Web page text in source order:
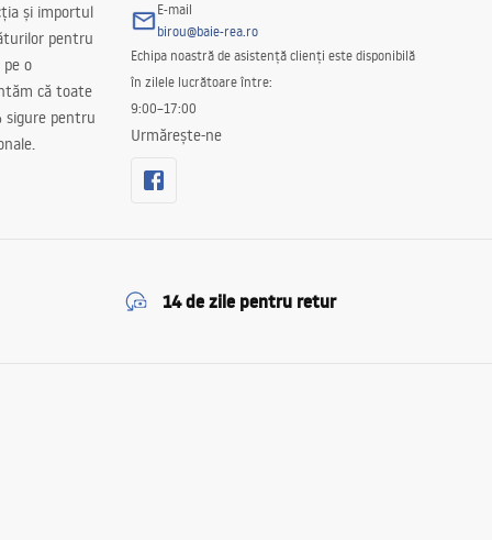
și importul
pentru
pe o
că toate
sigure pentru
E-mail
birou@baie-rea.ro
Echipa noastră de asistență clienți este disponibilă
în zilele lucrătoare între:
9:00–17:00
Urmărește-ne
14 de zile pentru retur